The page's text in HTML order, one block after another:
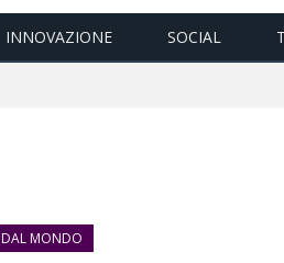
INNOVAZIONE SOCIAL
DAL MONDO